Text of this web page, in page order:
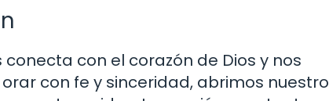
con el corazón de Dios y nos
con fe y sinceridad, abrimos nuestro